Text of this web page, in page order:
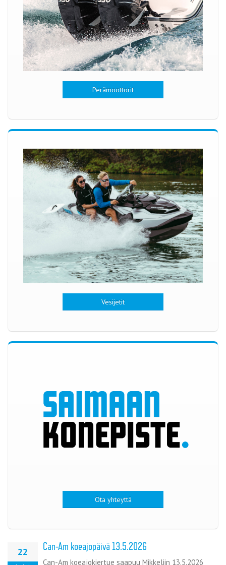
Perämoottorit
Vesijetit
Ota yhteyttä
22 Can-Am koeajopäivä 13.5.2026
Can-Am koeajokiertue saapuu Mikkeliin 13.5.2026